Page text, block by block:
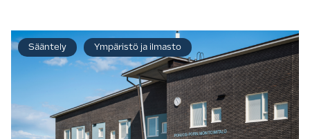
Sääntely Ympäristö ja ilmasto